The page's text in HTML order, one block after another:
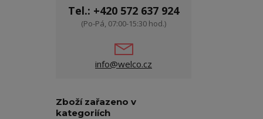
Tel.: +420 572 637 924
(Po-Pá, 07:00-15:30 hod.)
info@welco.cz
Zboží zařazeno v
kategoriích